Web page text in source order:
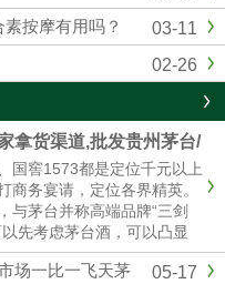
03-11
按摩有用吗？
02-26
拿货渠道,批发贵州茅台/
窖1573
国窖1573都是定位千元以上
商务宴请，定位各界精英。
与茅台并称高端品牌“三剑
先考虑茅台酒，可以凸显
金实力较弱，首选五粮液和
对较高的。然后联系我们厂
05-17
场一比一飞天茅